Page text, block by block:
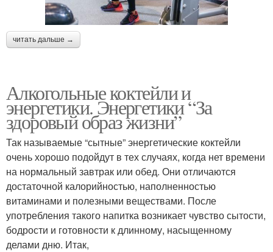
читать дальше →
Алкогольные коктейли и
энергетики. Энергетики “За
здоровый образ жизни”
Так называемые “сытные” энергетические коктейли
очень хорошо подойдут в тех случаях, когда нет времени
на нормальный завтрак или обед. Они отличаются
достаточной калорийностью, наполненностью
витаминами и полезными веществами. После
употребления такого напитка возникает чувство сытости,
бодрости и готовности к длинному, насыщенному
делами дню. Итак,